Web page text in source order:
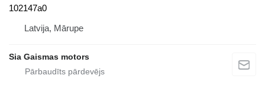
102147a0
Latvija, Mārupe
Sia Gaismas motors